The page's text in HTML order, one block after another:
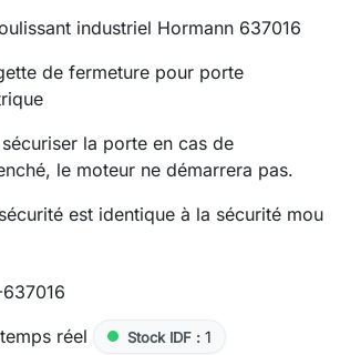
industriel Hormann 637016
de fermeture pour porte
la porte en cas de
le moteur ne démarrera pas.
est identique à la sécurité mou
637016
réel
Stock IDF : 1